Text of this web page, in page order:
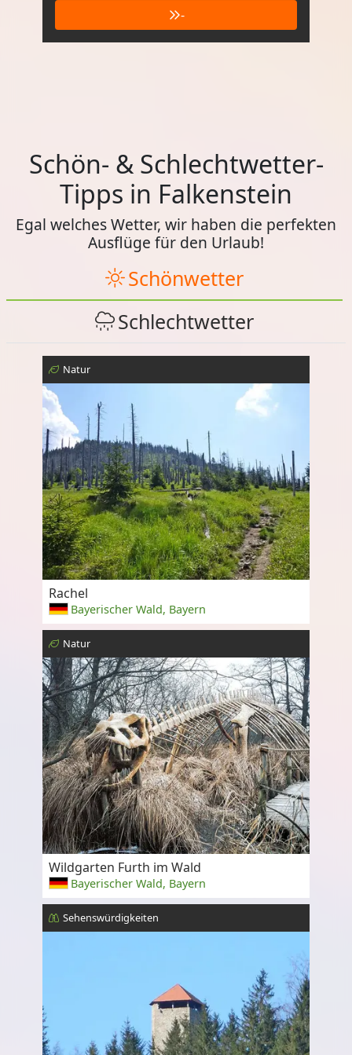
-
Schön- & Schlechtwetter-
Tipps in Falkenstein
Egal welches Wetter, wir haben die perfekten
Ausflüge für den Urlaub!
Schönwetter
Schlechtwetter
Natur
Rachel
Bayerischer Wald, Bayern
Natur
Wildgarten Furth im Wald
Bayerischer Wald, Bayern
Sehenswürdigkeiten